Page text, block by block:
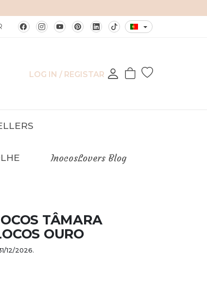
LOG IN / REGISTAR
InocosLovers Blog
TÂMARA
OURO
12/2026.